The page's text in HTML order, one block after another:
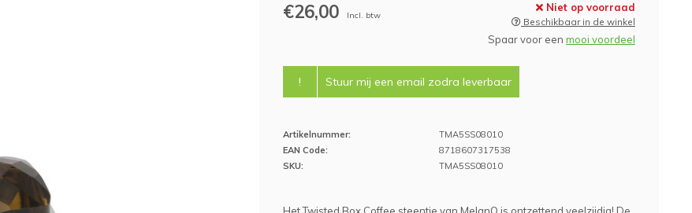
€26,00 Incl. btw
Niet op voorraad
Beschikbaar in de winkel
Spaar voor een mooi voordeel
! Stuur mij een email zodra leverbaar
Artikelnummer:
TMA5SS08010
EAN Code:
8718607317538
SKU:
TMA5SS08010